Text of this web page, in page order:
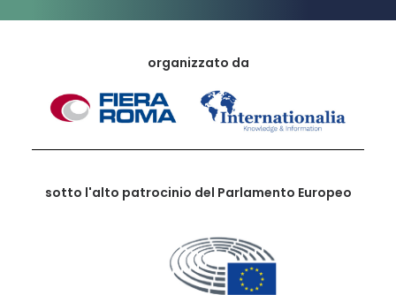
organizzato da
sotto l'alto patrocinio del Parlamento Europeo